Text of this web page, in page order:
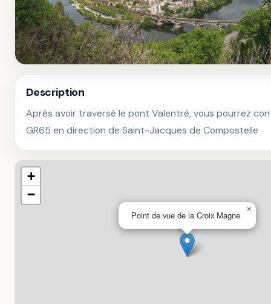
Description
Après avoir traversé le pont Valentré, vous pourrez
GR65 en direction de Saint-Jacques de Compostelle
Point de vue de la Croix Magne
×
+
−